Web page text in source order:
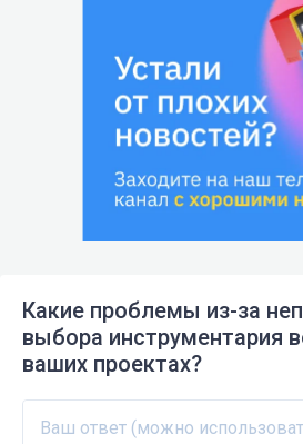
Какие проблемы из-за
выбора инструментария
ваших проектах?